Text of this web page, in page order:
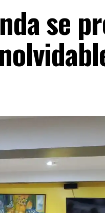
se